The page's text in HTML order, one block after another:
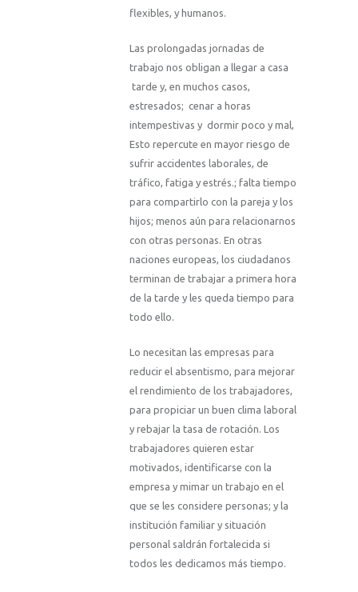
flexibles, y humanos.
Las prolongadas jornadas de
trabajo nos obligan a llegar a casa
tarde y, en muchos casos,
estresados; cenar a horas
intempestivas y dormir poco y mal,
Esto repercute en mayor riesgo de
sufrir accidentes laborales, de
tráfico, fatiga y estrés.; falta tiempo
para compartirlo con la pareja y los
hijos; menos aún para relacionarnos
con otras personas. En otras
naciones europeas, los ciudadanos
terminan de trabajar a primera hora
de la tarde y les queda tiempo para
todo ello.
Lo necesitan las empresas para
reducir el absentismo, para mejorar
el rendimiento de los trabajadores,
para propiciar un buen clima laboral
y rebajar la tasa de rotación. Los
trabajadores quieren estar
motivados, identificarse con la
empresa y mimar un trabajo en el
que se les considere personas; y la
institución familiar y situación
personal saldrán fortalecida si
todos les dedicamos más tiempo.